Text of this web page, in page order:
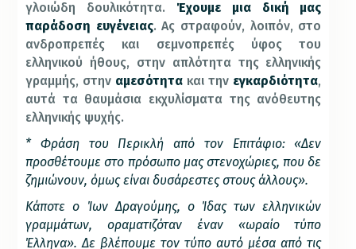
γλοιώδη δουλικότητα. Έχουμε μια δική μας
παράδοση ευγένειας. Ας στραφούν, λοιπόν, στο
ανδροπρεπές και σεμνοπρεπές ύφος του
ελληνικού ήθους, στην απλότητα της ελληνικής
γραμμής, στην αμεσότητα και την εγκαρδιότητα,
αυτά τα θαυμάσια εκχυλίσματα της ανόθευτης
ελληνικής ψυχής.
* Φράση του Περικλή από τον Επιτάφιο: «Δεν
προσθέτουμε στο πρόσωπο μας στενοχώριες, που δε
ζημιώνουν, όμως είναι δυσάρεστες στους άλλους».
Κάποτε ο Ίων Δραγούμης, ο Ίδας των ελληνικών
γραμμάτων, οραματιζόταν έναν «ωραίο τύπο
Έλληνα». Δε βλέπουμε τον τύπο αυτό μέσα από τις